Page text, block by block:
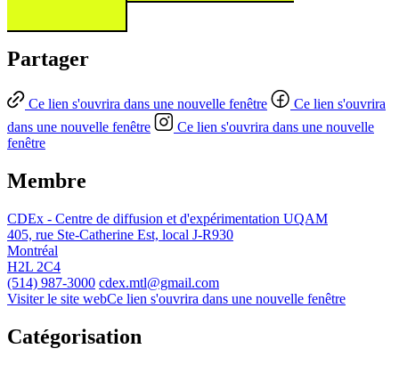
Partager
Ce lien s'ouvrira dans une nouvelle fenêtre
Ce lien s'ouvrira
dans une nouvelle fenêtre
Ce lien s'ouvrira dans une nouvelle
fenêtre
Membre
CDEx - Centre de diffusion et d'expérimentation UQAM
405, rue Ste-Catherine Est, local J-R930
Montréal
H2L 2C4
(514) 987-3000 cdex.mtl@gmail.com
Visiter le site webCe lien s'ouvrira dans une nouvelle fenêtre
Catégorisation